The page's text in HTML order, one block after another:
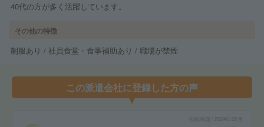
40代の方が多く活躍しています。
その他の特徴
制服あり / 社員食堂・食事補助あり / 職場が禁煙
この派遣会社に登録した方の声
2024年02月